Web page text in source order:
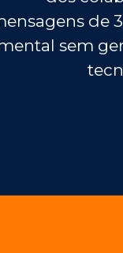
de
sem